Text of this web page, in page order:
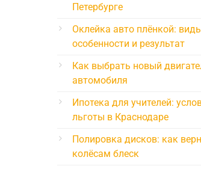
Петербурге
Оклейка авто плёнкой:
особенности и результат
Как выбрать новый
автомобиля
Ипотека для учителей:
льготы в Краснодаре
Полировка дисков: как
колёсам блеск